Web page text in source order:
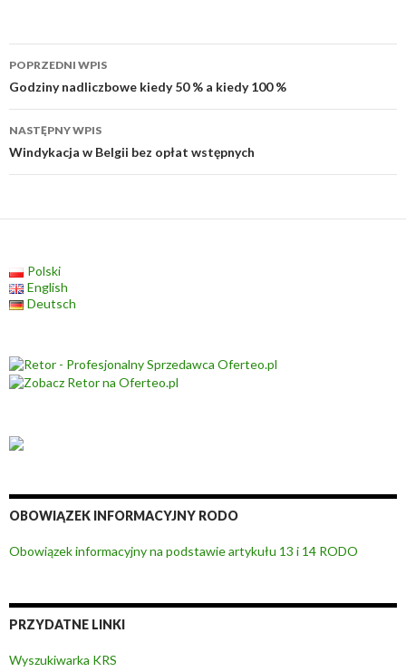
Zobacz
wpisy
POPRZEDNI WPIS
Godziny nadliczbowe kiedy 50 % a kiedy 100 %
NASTĘPNY WPIS
Windykacja w Belgii bez opłat wstępnych
Polski
English
Deutsch
OBOWIĄZEK INFORMACYJNY RODO
Obowiązek informacyjny na podstawie artykułu 13 i 14 RODO
PRZYDATNE LINKI
Wyszukiwarka KRS